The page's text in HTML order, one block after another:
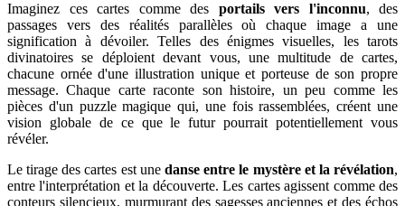
Imaginez ces cartes comme des portails vers l'inconnu, des
passages vers des réalités parallèles où chaque image a une
signification à dévoiler. Telles des énigmes visuelles, les tarots
divinatoires se déploient devant vous, une multitude de cartes,
chacune ornée d'une illustration unique et porteuse de son propre
message. Chaque carte raconte son histoire, un peu comme les
pièces d'un puzzle magique qui, une fois rassemblées, créent une
vision globale de ce que le futur pourrait potentiellement vous
révéler.
Le tirage des cartes est une danse entre le mystère et la révélation,
entre l'interprétation et la découverte. Les cartes agissent comme des
conteurs silencieux, murmurant des sagesses anciennes et des échos